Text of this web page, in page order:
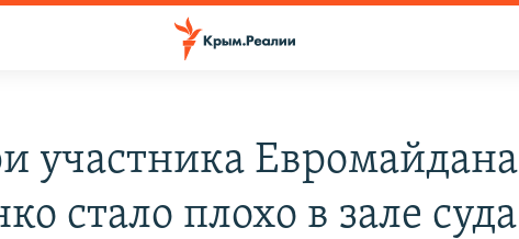
участника Евромайдана
стало плохо в зале суда